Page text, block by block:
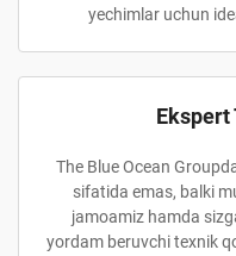
yechimlar uchun
Ekspert
The Blue Ocean
sifatida emas, balki
jamoamiz hamda
yordam beruvchi texnik